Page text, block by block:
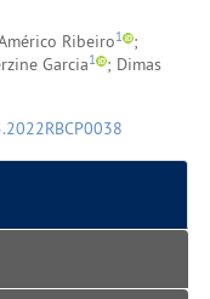
Ribeiro1
;
Garcia1
; Dimas